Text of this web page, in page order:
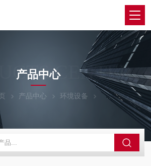
CENTER
产品中心
产品中心 环境设备 ATAGO爱拓